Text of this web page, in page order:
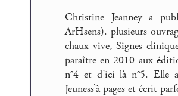
Christine Jeanney a
ArHsens). plusieurs
chaux vive, Signes
paraître en 2010 aux
n°4 et d’ici là n°5. Elle
Jeuness’à pages et écrit